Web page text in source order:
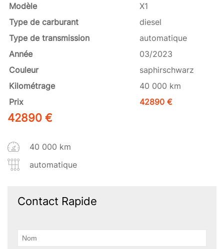
Modèle
X1
Type de carburant
diesel
Type de transmission
automatique
Année
03/2023
Couleur
saphirschwarz
Kilométrage
40 000 km
Prix
42890 €
42890 €
40 000 km
automatique
Contact Rapide